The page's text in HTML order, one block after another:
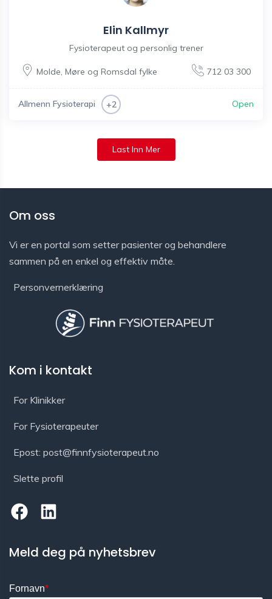
Elin Kallmyr
Fysioterapeut og personlig trener
Molde Møre og Romsdal fylke 712 03 300
Allmenn Fysioterapi +2 Open
Last Inn Mer
Om oss
Vi er en portal som setter pasienter og behandlere
sammen på en enkel og effektiv måte.
Personvernerklæring
Kom i kontakt
For Klinikker
For Fysioterapeuter
Epost: post@finnfysioterapeut.no
Slette profil
Meld deg på nyhetsbrev